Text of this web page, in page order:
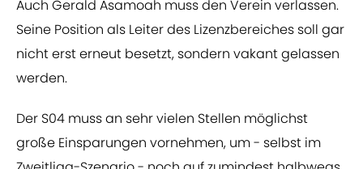
Auch Gerald Asamoah muss den Verein verlassen.
Seine Position als Leiter des Lizenzbereiches soll gar
nicht erst erneut besetzt, sondern vakant gelassen
werden.
Der S04 muss an sehr vielen Stellen möglichst
große Einsparungen vornehmen, um - selbst im